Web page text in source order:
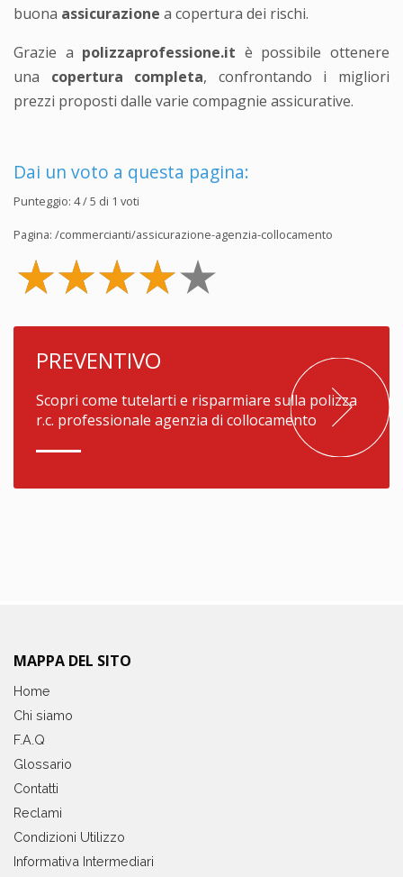
buona assicurazione a copertura dei rischi.
Grazie a polizzaprofessione.it è possibile ottenere
una copertura completa, confrontando i migliori
prezzi proposti dalle varie compagnie assicurative.
Dai un voto a questa pagina:
Punteggio: 4/ 5 di 1 voti
Pagina: /commercianti/assicurazione-agenzia-collocamento
PREVENTIVO
Scopri come tutelarti e risparmiare sulla polizza
r.c. professionale agenzia di collocamento
MAPPA DEL SITO
Home
Chi siamo
F.A.Q
Glossario
Contatti
Reclami
Condizioni Utilizzo
Informativa Intermediari